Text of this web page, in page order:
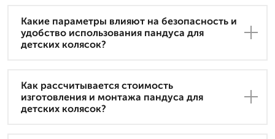
Какие параметры влияют на безопасность и
удобство использования пандуса для
детских колясок?
Как рассчитывается стоимость
изготовления и монтажа пандуса для
детских колясок?